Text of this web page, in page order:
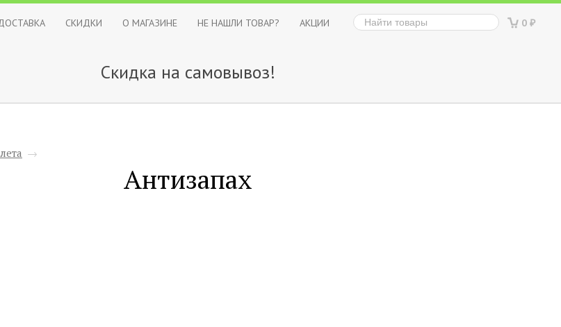
0 ₽
СКИДКИ О МАГАЗИНЕ НЕ НАШЛИ ТОВАР?
АКЦИИ
Скидка на самовывоз!
→
Антизапах